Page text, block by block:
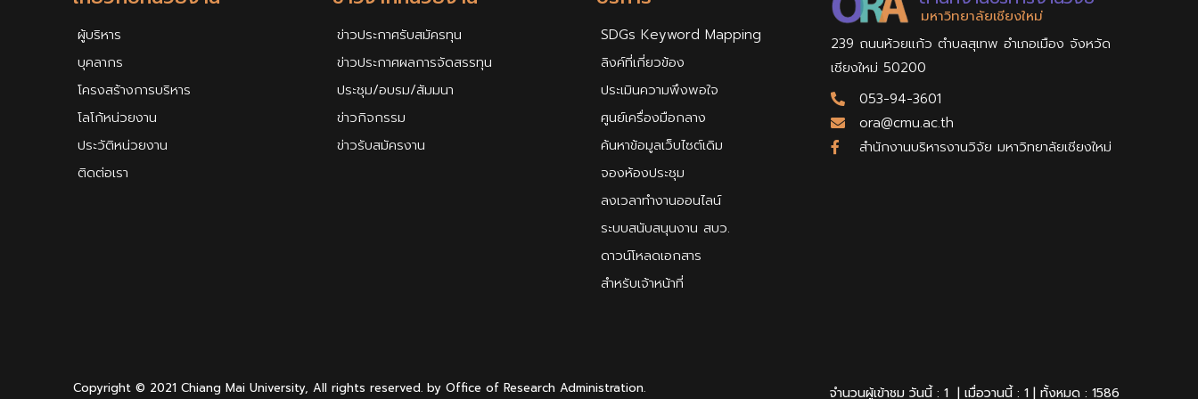
ผู้บริหาร
บุคลากร
โครงสร้างการบริหาร
โลโก้หน่วยงาน
ประวัติหน่วยงาน
ติดต่อเรา
ข่าวประกาศรับสมัครทุน
ข่าวประกาศผลการจัดสรรทุน
ประชุม/อบรม/สัมมนา
ข่าวกิจกรรม
ข่าวรับสมัครงาน
SDGs Keyword Mapping
ลิงค์ที่เกี่ยวข้อง
ประเมินความพึงพอใจ
ศูนย์เครื่องมือกลาง
ค้นหาข้อมูลเว็บไซต์เดิม
จองห้องประชุม
ลงเวลาทำงานออนไลน์
ระบบสนับสนุนงาน สบว.
ดาวน์โหลดเอกสาร
สำหรับเจ้าหน้าที่
มหาวิทยาลัยเชียงใหม่
239 ถนนห้วยแก้ว ตำบลสุเทพ อำเภอเมือง จังหวัด
เชียงใหม่ 50200
053-94-3601
ora@cmu.ac.th
สำนักงานบริหารงานวิจัย มหาวิทยาลัยเชียงใหม่
Copyright © 2021 Chiang Mai University, All rights reserved. by Office of Research Administration. จำนวนผู้เข้าชม วันนี้ : 1 | เมื่อวานนี้ : 1 | ทั้งหมด : 1586